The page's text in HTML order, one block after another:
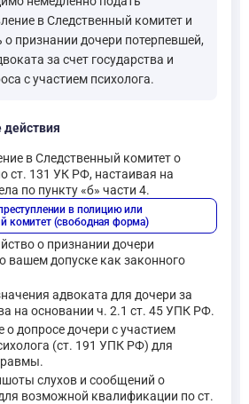
в Следственный комитет и
о признании дочери потерпевшей,
за счет государства и
с участием психолога.
в Следственный комитет о
ст. 131 УК РФ, настаивая на
по пункту «б» части 4.
в полицию или
комитет (свободная форма)
о признании дочери
вашем допуске как законного
адвоката для дочери за
на основании ч. 2.1 ст. 45 УПК РФ.
о допросе дочери с участием
(ст. 191 УПК РФ) для
слухов и сообщений о
возможной квалификации по ст.